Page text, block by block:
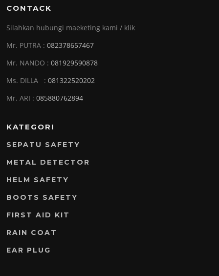
CONTACK
Silahkan hubungi maeketing kami / klik
Mr. PUTRA :082378657467
Mr. NANDO :081929590878
Ms. DILLA :081322520202
Mr. ARI :085880762894
KATEGORI
SEPATU SAFETY
METAL DETECTOR
HELM SAFETY
BOOTS SAFETY
FIRST AID KIT
RAIN COAT
EAR PLUG